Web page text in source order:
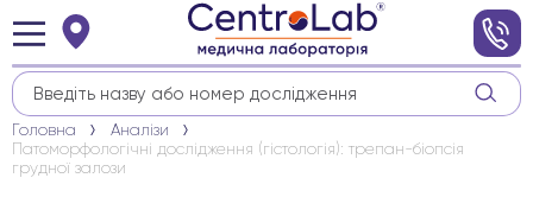
Головна
Аналізи
Патоморфологічні дослідження (гістологія): трепан-біопсія
грудної залози